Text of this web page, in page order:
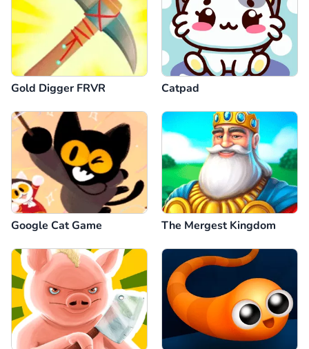
Gold Digger FRVR Catpad
Google Cat Game The Mergest Kingdom